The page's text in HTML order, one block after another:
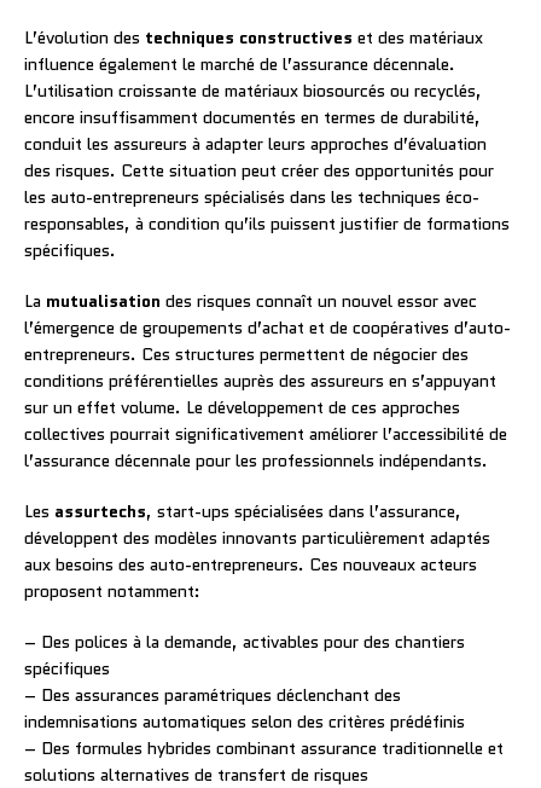
L’évolution des techniques constructives et des matériaux
influence également le marché de l’assurance décennale.
L’utilisation croissante de matériaux biosourcés ou recyclés,
encore insuffisamment documentés en termes de durabilité,
conduit les assureurs à adapter leurs approches d’évaluation
des risques. Cette situation peut créer des opportunités pour
les auto-entrepreneurs spécialisés dans les techniques éco-
responsables, à condition qu’ils puissent justifier de formations
spécifiques.
La mutualisation des risques connaît un nouvel essor avec
l’émergence de groupements d’achat et de coopératives d’auto-
entrepreneurs. Ces structures permettent de négocier des
conditions préférentielles auprès des assureurs en s’appuyant
sur un effet volume. Le développement de ces approches
collectives pourrait significativement améliorer l’accessibilité de
l’assurance décennale pour les professionnels indépendants.
Les assurtechs, start-ups spécialisées dans l’assurance,
développent des modèles innovants particulièrement adaptés
aux besoins des auto-entrepreneurs. Ces nouveaux acteurs
proposent notamment:
– Des polices à la demande, activables pour des chantiers
spécifiques
– Des assurances paramétriques déclenchant des
indemnisations automatiques selon des critères prédéfinis
– Des formules hybrides combinant assurance traditionnelle et
solutions alternatives de transfert de risques